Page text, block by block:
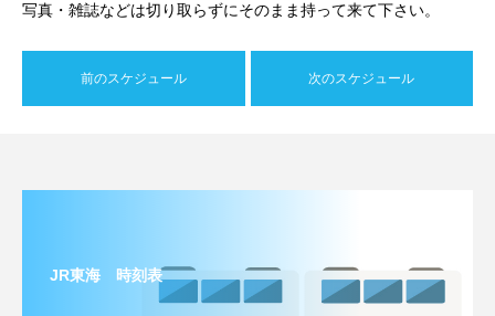
写真・雑誌などは切り取らずにそのまま持って来て下さい。
前のスケジュール 次のスケジュール
JR東海 時刻表